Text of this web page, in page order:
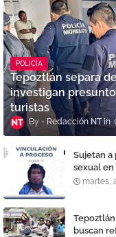
POLICÍA
Tepoztlán separa
investigan
turistas
Redacción NT
Sujetan a
sexual en
martes,
buscan